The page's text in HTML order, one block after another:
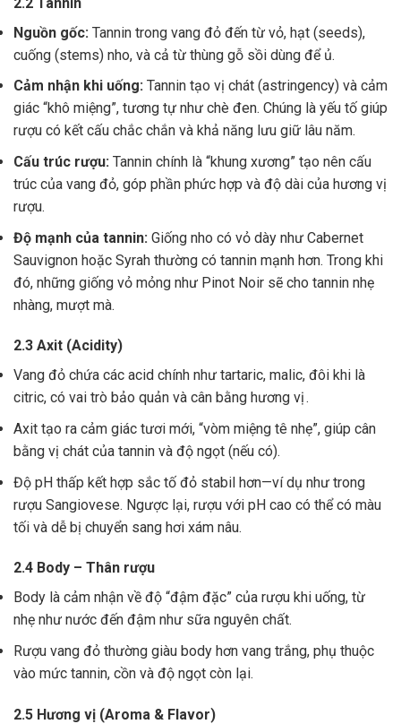
Nguồn gốc: Tannin trong vang đỏ đến từ vỏ, hạt (seeds),
cuống (stems) nho, và cả từ thùng gỗ sồi dùng để ủ.
Cảm nhận khi uống: Tannin tạo vị chát (astringency) và cảm
giác “khô miệng”, tương tự như chè đen. Chúng là yếu tố giúp
rượu có kết cấu chắc chắn và khả năng lưu giữ lâu năm.
Cấu trúc rượu: Tannin chính là “khung xương” tạo nên cấu
trúc của vang đỏ, góp phần phức hợp và độ dài của hương vị
rượu.
Độ mạnh của tannin: Giống nho có vỏ dày như Cabernet
Sauvignon hoặc Syrah thường có tannin mạnh hơn. Trong khi
đó, những giống vỏ mỏng như Pinot Noir sẽ cho tannin nhẹ
nhàng, mượt mà.
2.3 Axit (Acidity)
Vang đỏ chứa các acid chính như tartaric, malic, đôi khi là
citric, có vai trò bảo quản và cân bằng hương vị .
Axit tạo ra cảm giác tươi mới, “vòm miệng tê nhẹ”, giúp cân
bằng vị chát của tannin và độ ngọt (nếu có).
Độ pH thấp kết hợp sắc tố đỏ stabil hơn—ví dụ như trong
rượu Sangiovese. Ngược lại, rượu với pH cao có thể có màu
tối và dễ bị chuyển sang hơi xám nâu.
2.4 Body – Thân rượu
Body là cảm nhận về độ “đậm đặc” của rượu khi uống, từ
nhẹ như nước đến đậm như sữa nguyên chất.
Rượu vang đỏ thường giàu body hơn vang trắng, phụ thuộc
vào mức tannin, cồn và độ ngọt còn lại.
2.5 Hương vị (Aroma & Flavor)